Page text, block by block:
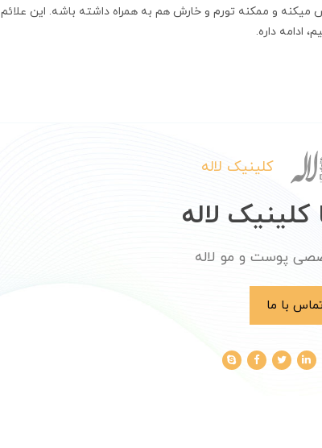
و ممکنه تورم و خارش هم به همراه داشته باشه. این علائم
کلینیک لاله
لاله
پوست و مو لاله
با ما